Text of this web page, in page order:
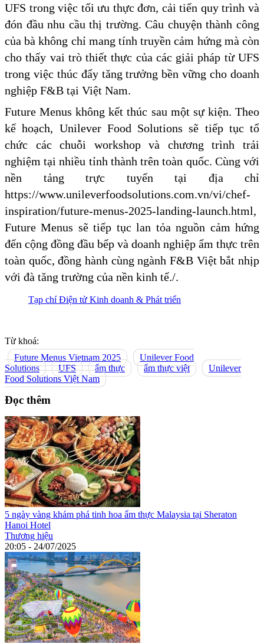
UFS trong việc tối ưu thực đơn, cải tiến quy trình và
đón đầu nhu cầu thị trường. Câu chuyện thành công
của bà không chỉ mang tính truyền cảm hứng mà còn
cho thấy vai trò thiết thực của các giải pháp từ UFS
trong việc thúc đẩy tăng trưởng bền vững cho doanh
nghiệp F&B tại Việt Nam.
Future Menus không kết thúc sau một sự kiện. Theo
kế hoạch, Unilever Food Solutions sẽ tiếp tục tổ
chức các chuỗi workshop và chương trình trải
nghiệm tại nhiều tỉnh thành trên toàn quốc. Cùng với
nền tảng trực tuyến tại địa chỉ
https://www.unileverfoodsolutions.com.vn/vi/chef-
inspiration/future-menus-2025-landing-launch.html,
Future Menus sẽ tiếp tục lan tỏa nguồn cảm hứng
đến cộng đồng đầu bếp và doanh nghiệp ẩm thực trên
toàn quốc, đồng hành cùng ngành F&B Việt bắt nhịp
với đà tăng trường của nền kinh tế./.
Tạp chí Điện tử Kinh doanh & Phát triển
Từ khoá:
Future Menus Vietnam 2025
Unilever Food
Solutions
UFS ẩm thực ẩm thực việt
Unilever
Food Solutions Việt Nam
Đọc thêm
5 ngày vàng khám phá tinh hoa ẩm thực Malaysia tại Sheraton
Hanoi Hotel
Thương hiệu
20:05 - 24/07/2025